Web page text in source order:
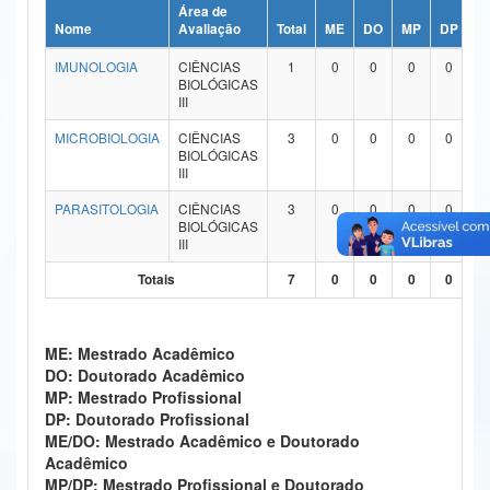
Ministério da Ciência, Tecnologia, Inovações e Comunicações
Ministério do Meio Ambiente
Ministério do Desenvolvimento Regional
Controladoria-Geral da União
Gabinete de Segurança Institucional
Advocacia-Geral da União
Banco Central do Brasil
Nome
Área de
Avaliação
Total ME DO MP DP
IMUNOLOGIA
CIÊNCIAS
BIOLÓGICAS
III
1 0 0 0 0
MICROBIOLOGIA
CIÊNCIAS
BIOLÓGICAS
III
3 0 0 0 0
PARASITOLOGIA
CIÊNCIAS
BIOLÓGICAS
III
3 0 0 0 0
Totais 7 0 0 0 0
ME: Mestrado Acadêmico
DO: Doutorado Acadêmico
MP: Mestrado Profissional
DP: Doutorado Profissional
ME/DO: Mestrado Acadêmico e Doutorado
Acadêmico
MP/DP: Mestrado Profissional e Doutorado